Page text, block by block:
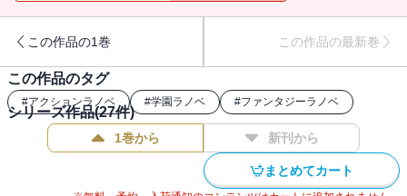
この作品の1巻 この作品の最新巻
この作品のタグ
#アクションラノベ #学園ラノベ #ファンタジーラノベ
シリーズ作品(27件)
1巻から 新刊から
まとめてカート